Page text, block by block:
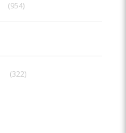
(954)
(322)